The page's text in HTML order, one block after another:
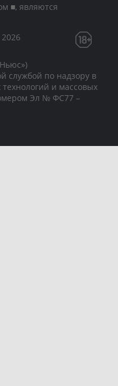
■, являются
службой по надзору в
и массовых
Эл № ФС77 –